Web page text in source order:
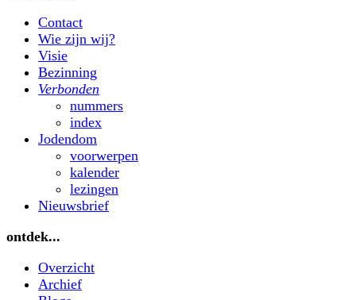
Contact
Wie zijn wij?
Visie
Bezinning
Verbonden
nummers
index
Jodendom
voorwerpen
kalender
lezingen
Nieuwsbrief
ontdek...
Overzicht
Archief